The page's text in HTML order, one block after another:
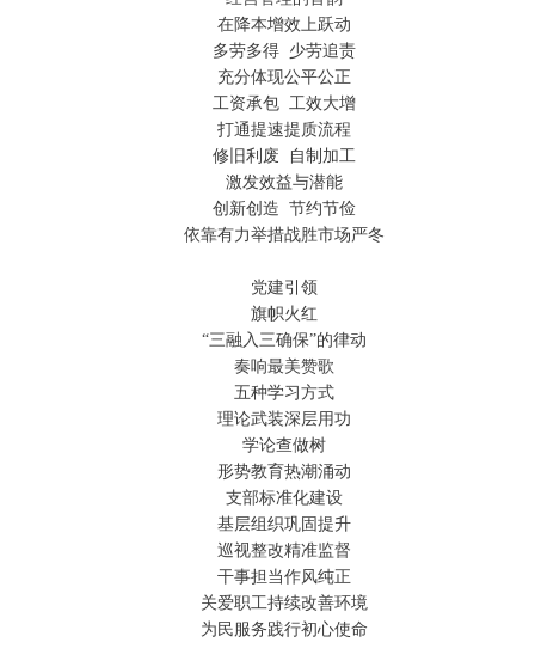
在降本增效上跃动
多劳多得 少劳追责
充分体现公平公正
工资承包 工效大增
打通提速提质流程
修旧利废 自制加工
激发效益与潜能
创新创造 节约节俭
依靠有力举措战胜市场严冬
党建引领
旗帜火红
“三融入三确保”的律动
奏响最美赞歌
五种学习方式
理论武装深层用功
学论查做树
形势教育热潮涌动
支部标准化建设
基层组织巩固提升
巡视整改精准监督
干事担当作风纯正
关爱职工持续改善环境
为民服务践行初心使命